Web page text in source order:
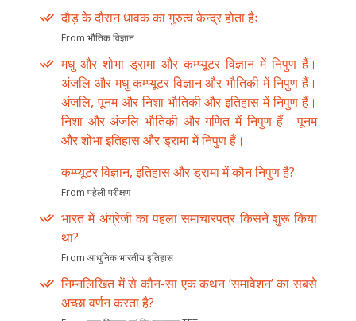
दौड़ के दौरान धावक का गुरुत्व केन्द्र होता हैः
From भौतिक विज्ञान
मधु और शोभा ड्रामा और कम्प्यूटर विज्ञान में निपुण हैं।
अंजलि और मधु कम्प्यूटर विज्ञान और भौतिकी में निपुण हैं।
अंजलि, पूनम और निशा भौतिकी और इतिहास में निपुण हैं।
निशा और अंजलि भौतिकी और गणित में निपुण हैं। पूनम
और शोभा इतिहास और ड्रामा में निपुण हैं।
कम्प्यूटर विज्ञान, इतिहास और ड्रामा में कौन निपुण है?
From पहेली परीक्षण
भारत में अंग्रेजी का पहला समाचारपत्र किसने शुरू किया
था?
From आधुनिक भारतीय इतिहास
निम्नलिखित में से कौन-सा एक कथन ‘समावेशन’ का सबसे
अच्छा वर्णन करता है?